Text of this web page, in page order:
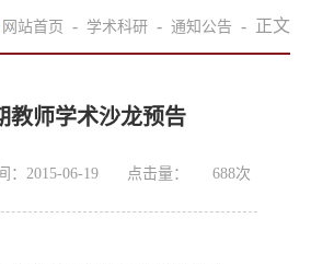
网站首页 - 学术科研 - 通知公告 - 正文
教师学术沙龙预告
：2015-06-19 点击量： 688次